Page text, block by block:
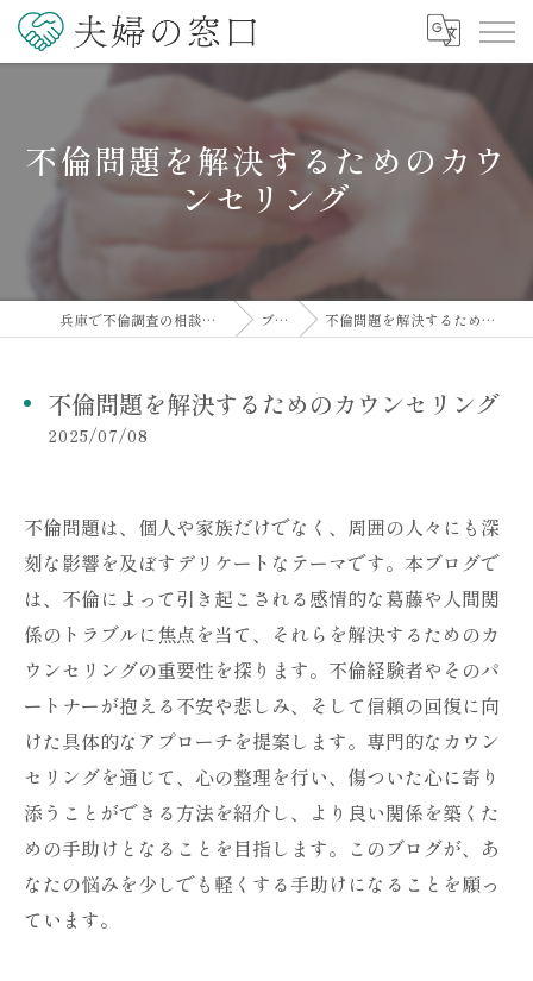
不倫問題を解決するためのカウ
ンセリング
兵庫で不倫調査の相談なら夫婦の窓口 ブログ 不倫問題を解決するためのカウンセリング
不倫問題を解決するためのカウンセリング
2025/07/08
不倫問題は、個人や家族だけでなく、周囲の人々にも深
刻な影響を及ぼすデリケートなテーマです。本ブログで
は、不倫によって引き起こされる感情的な葛藤や人間関
係のトラブルに焦点を当て、それらを解決するためのカ
ウンセリングの重要性を探ります。不倫経験者やそのパ
ートナーが抱える不安や悲しみ、そして信頼の回復に向
けた具体的なアプローチを提案します。専門的なカウン
セリングを通じて、心の整理を行い、傷ついた心に寄り
添うことができる方法を紹介し、より良い関係を築くた
めの手助けとなることを目指します。このブログが、あ
なたの悩みを少しでも軽くする手助けになることを願っ
ています。